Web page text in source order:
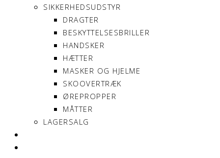
SIKKERHEDSUDSTYR
DRAGTER
BESKYTTELSESBRILLER
HANDSKER
HÆTTER
MASKER OG HJELME
SKOOVERTRÆK
ØREPROPPER
MÅTTER
LAGERSALG